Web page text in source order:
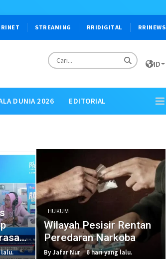
STREAMING RRIDIGITAL RRINEWS
ID
DUNIA 2026 EDITORIAL
lalu.
HUKUM
Wilayah Pesisir Rentan
Peredaran Narkoba
By Jafar Nur 6 hari yang lalu.